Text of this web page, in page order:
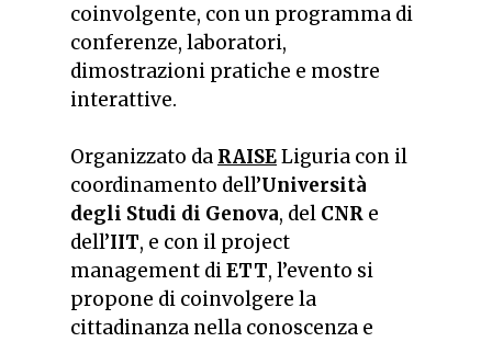
coinvolgente, con un programma di
conferenze, laboratori,
dimostrazioni pratiche e mostre
interattive.
Organizzato da RAISELiguria con il
coordinamento dell’Università
degli Studi di Genova, del CNR e
dell’IIT, e con il project
management diETT, l’evento si
propone di coinvolgere la
cittadinanza nella conoscenza e